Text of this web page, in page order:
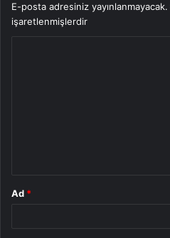
E-posta adresiniz yayınlanmayacak.
işaretlenmişlerdir
Ad *